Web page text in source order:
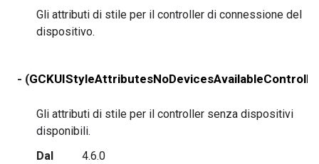
Gli attributi di stile per il controller di connessione del
dispositivo.
- (
Gli attributi di stile per il controller senza dispositivi
disponibili.
Dal
4.6.0